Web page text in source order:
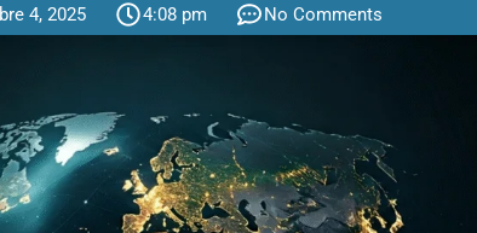
4, 2025 4:08 pm No Comments